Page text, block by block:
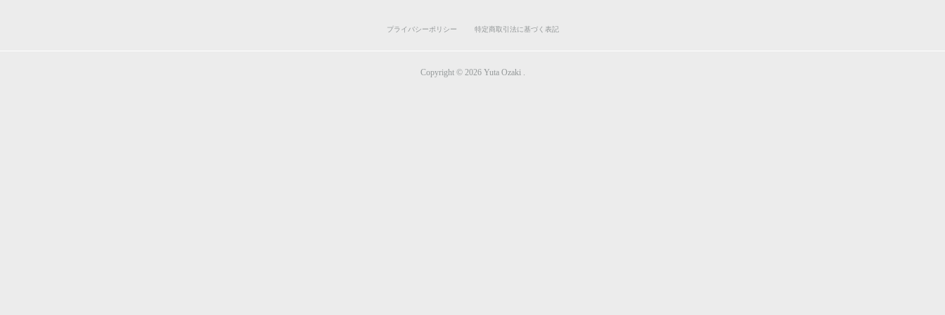
プライバシーポリシー 特定商取引法に基づく表記
Copyright © 2026 Yuta Ozaki .